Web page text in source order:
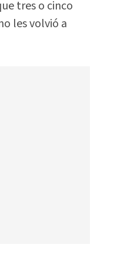
tres o cinco
les volvió a